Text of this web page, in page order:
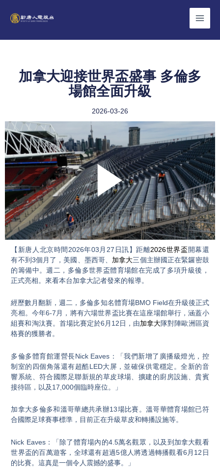
加拿大迎接世界盃盛事 多倫多
場館全面升級
2026-03-26
Play
Video
【新唐人北京時間2026年03月27日訊】距離2026世界盃開幕還
有不到3個月了，美國、墨西哥、 加拿大三個主辦國正在緊鑼密鼓
的籌備中。週二，多倫多世界盃體育場館在完成了多項升級後，
正式亮相。來看本台加拿大記者發來的報導。
經歷數月翻新，週二，多倫多知名體育場BMO Field在升級後正式
亮相。今年6-7月，將有六場世界盃比賽在這座場館舉行，涵蓋小
組賽和淘汰賽。首場比賽定於6月12日，由加拿大隊對陣歐洲區資
格賽的獲勝者。
多倫多體育館運營長Nick Eaves：「我們新增了廣播級燈光，控
制室的四個角落還有超酷LED大屏，並確保供電穩定。全新的音
響系統、符合國際足聯新規的草皮球場、擴建的廚房設施、貴賓
接待區，以及17,000個臨時座位。」
加拿大多倫多和溫哥華總共承辦13場比賽。溫哥華體育場館已符
合國際足球賽事標準，目前正在升級草皮和轉播設施等。
Nick Eaves：「除了體育場內的4.5萬名觀眾，以及到加拿大觀看
世界盃的百萬遊客，全球還有超過5億人將透過轉播觀看6月12日
的比賽。這真是一個令人震撼的盛事。」